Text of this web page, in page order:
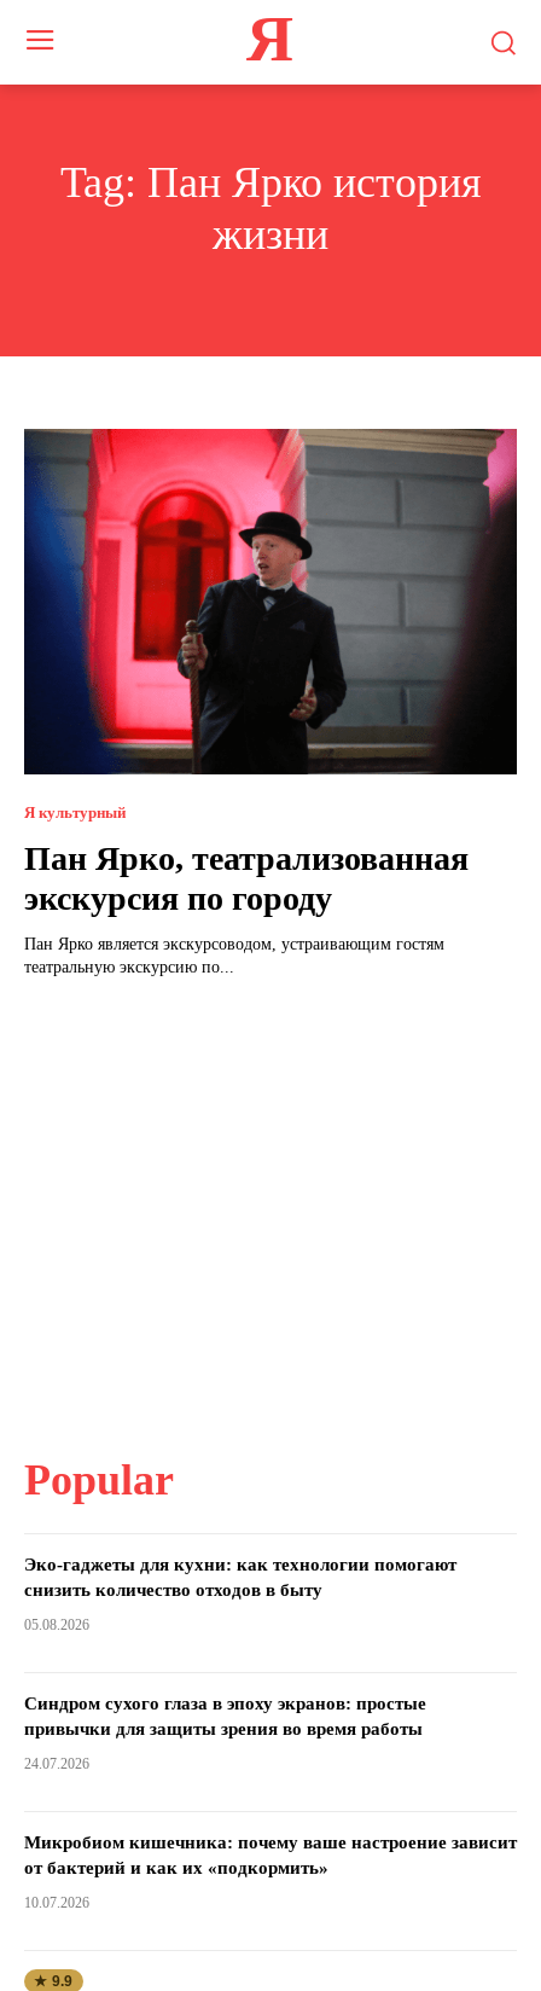
Я
Tag: Пан Ярко история
жизни
Я культурный
Пан Ярко, театрализованная
экскурсия по городу
Пан Ярко является экскурсоводом, устраивающим гостям
театральную экскурсию по...
Popular
Эко-гаджеты для кухни: как технологии помогают
снизить количество отходов в быту
05.08.2026
Синдром сухого глаза в эпоху экранов: простые
привычки для защиты зрения во время работы
24.07.2026
Микробиом кишечника: почему ваше настроение зависит
от бактерий и как их «подкормить»
10.07.2026
★ 9.9